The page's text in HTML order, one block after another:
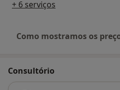
+ 6 serviços
Como mostramos os
Consultório